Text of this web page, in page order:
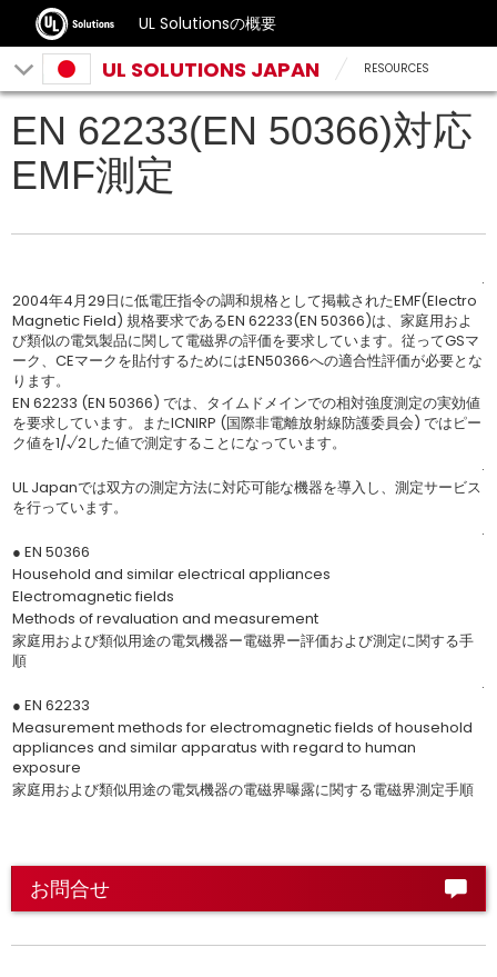
UL Solutionsの概要
UL SOLUTIONS JAPAN RESOURCES
EN 62233(EN 50366)対応
EMF測定
.
2004年4月29日に低電圧指令の調和規格として掲載されたEMF(Electro
Magnetic Field) 規格要求であるEN 62233(EN 50366)は、家庭用およ
び類似の電気製品に関して電磁界の評価を要求しています。従ってGSマ
ーク、CEマークを貼付するためにはEN50366への適合性評価が必要とな
ります。
EN 62233 (EN 50366) では、タイムドメインでの相対強度測定の実効値
を要求しています。またICNIRP (国際非電離放射線防護委員会) ではピー
ク値を1/√2した値で測定することになっています。
.
UL Japanでは双方の測定方法に対応可能な機器を導入し、測定サービス
を行っています。
.
● EN 50366
Household and similar electrical appliances
Electromagnetic fields
Methods of revaluation and measurement
家庭用および類似用途の電気機器ー電磁界ー評価および測定に関する手
順
.
● EN 62233
Measurement methods for electromagnetic fields of household
appliances and similar apparatus with regard to human
exposure
家庭用および類似用途の電気機器の電磁界曝露に関する電磁界測定手順
お問合せ